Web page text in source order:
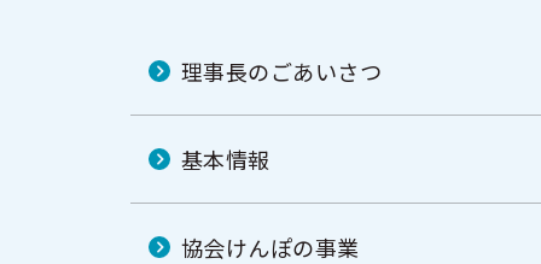
理事長のごあいさつ
基本情報
協会けんぽの事業